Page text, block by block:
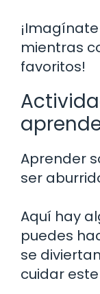
mientras
favoritos!
Aprender
ser
Aquí hay
puedes
se
cuidar